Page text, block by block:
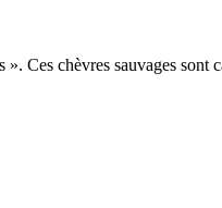
Ces chèvres sauvages